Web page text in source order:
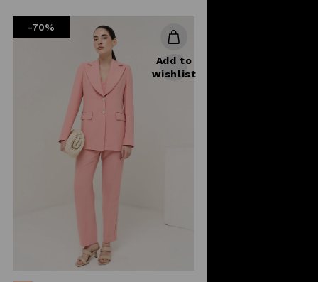
-70%
Add to
wishlist